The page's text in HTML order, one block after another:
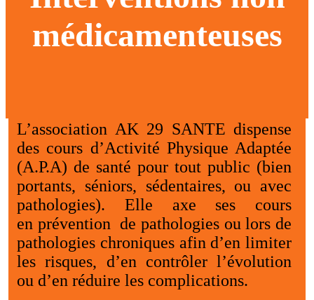
médicamenteuses
L’association AK 29 SANTE dispense
des cours d’Activité Physique Adaptée
(A.P.A) de santé pour tout public (bien
portants, séniors, sédentaires, ou avec
pathologies). Elle axe ses cours
en prévention de pathologies ou lors de
pathologies chroniques afin d’en limiter
les risques, d’en contrôler l’évolution
ou d’en réduire les complications.